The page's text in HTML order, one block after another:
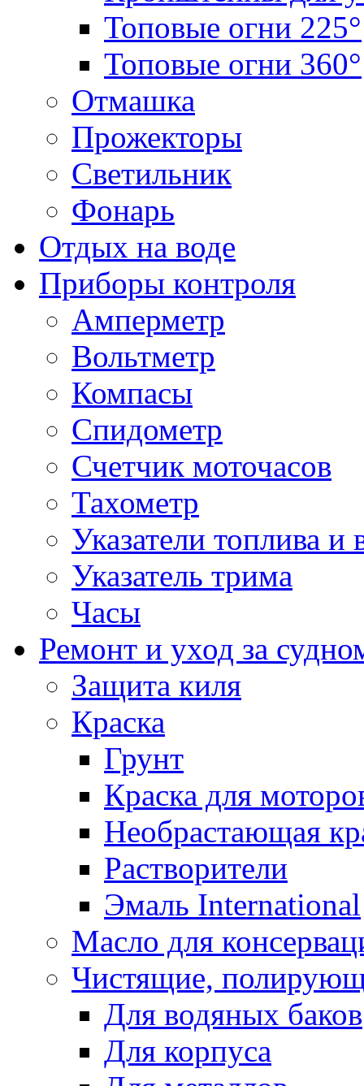
Топовые огни 225°
Топовые огни 360°
Отмашка
Прожекторы
Светильник
Фонарь
Отдых на воде
Приборы контроля
Амперметр
Вольтметр
Компасы
Спидометр
Счетчик моточасов
Тахометр
Указатели топлива и
Указатель трима
Часы
Ремонт и уход за
Защита киля
Краска
Грунт
Краска для
Необрастающая
Растворители
Эмаль International
Масло для
Чистящие,
Для водяных баков
Для корпуса